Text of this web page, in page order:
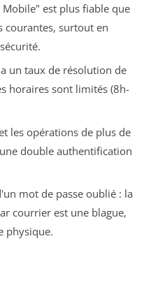
est plus fiable que
courantes, surtout en
un taux de résolution de
horaires sont limités (8h-
les opérations de plus de
double authentification
mot de passe oublié : la
courrier est une blague,
physique.